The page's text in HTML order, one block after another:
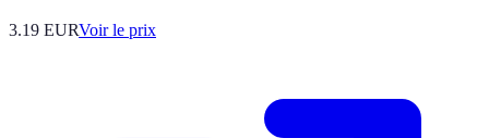
3.19 EURVoir le prix